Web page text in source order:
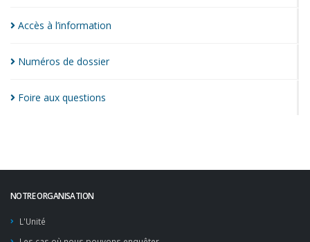
Accès à l’information
Numéros de dossier
Foire aux questions
NOTRE ORGANISATION
L'Unité